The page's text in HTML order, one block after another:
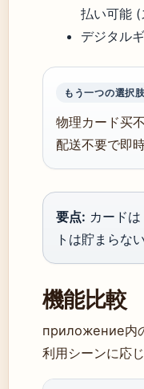
払い可能 (
デジタル
もう一つの選択肢
物理カード买
配送不要で即
要点: カード
トは貯まらな
機能比較
приложение内
利用シーンに応